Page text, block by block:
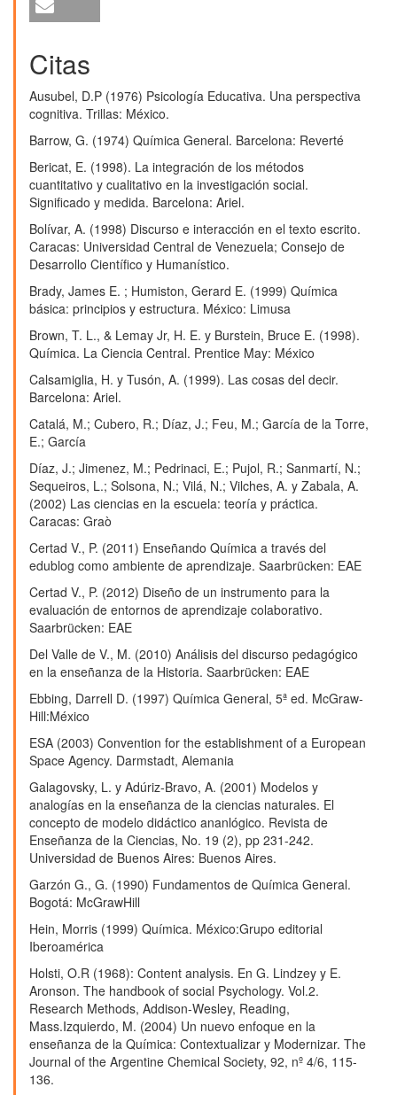
Citas
Ausubel, D.P (1976) Psicología Educativa. Una perspectiva
cognitiva. Trillas: México.
Barrow, G. (1974) Química General. Barcelona: Reverté
Bericat, E. (1998). La integración de los métodos
cuantitativo y cualitativo en la investigación social.
Significado y medida. Barcelona: Ariel.
Bolívar, A. (1998) Discurso e interacción en el texto escrito.
Caracas: Universidad Central de Venezuela; Consejo de
Desarrollo Científico y Humanístico.
Brady, James E. ; Humiston, Gerard E. (1999) Química
básica: principios y estructura. México: Limusa
Brown, T. L., & Lemay Jr, H. E. y Burstein, Bruce E. (1998).
Química. La Ciencia Central. Prentice May: México
Calsamiglia, H. y Tusón, A. (1999). Las cosas del decir.
Barcelona: Ariel.
Catalá, M.; Cubero, R.; Díaz, J.; Feu, M.; García de la Torre,
E.; García
Díaz, J.; Jimenez, M.; Pedrinaci, E.; Pujol, R.; Sanmartí, N.;
Sequeiros, L.; Solsona, N.; Vilá, N.; Vilches, A. y Zabala, A.
(2002) Las ciencias en la escuela: teoría y práctica.
Caracas: Graò
Certad V., P. (2011) Enseñando Química a través del
edublog como ambiente de aprendizaje. Saarbrücken: EAE
Certad V., P. (2012) Diseño de un instrumento para la
evaluación de entornos de aprendizaje colaborativo.
Saarbrücken: EAE
Del Valle de V., M. (2010) Análisis del discurso pedagógico
en la enseñanza de la Historia. Saarbrücken: EAE
Ebbing, Darrell D. (1997) Química General, 5ª ed. McGraw-
Hill:México
ESA (2003) Convention for the establishment of a European
Space Agency. Darmstadt, Alemania
Galagovsky, L. y Adúriz-Bravo, A. (2001) Modelos y
analogías en la enseñanza de la ciencias naturales. El
concepto de modelo didáctico ananlógico. Revista de
Enseñanza de la Ciencias, No. 19 (2), pp 231-242.
Universidad de Buenos Aires: Buenos Aires.
Garzón G., G. (1990) Fundamentos de Química General.
Bogotá: McGrawHill
Hein, Morris (1999) Química. México:Grupo editorial
Iberoamérica
Holsti, O.R (1968): Content analysis. En G. Lindzey y E.
Aronson. The handbook of social Psychology. Vol.2.
Research Methods, Addison-Wesley, Reading,
Mass.Izquierdo, M. (2004) Un nuevo enfoque en la
enseñanza de la Química: Contextualizar y Modernizar. The
Journal of the Argentine Chemical Society, 92, nº 4/6, 115-
136.